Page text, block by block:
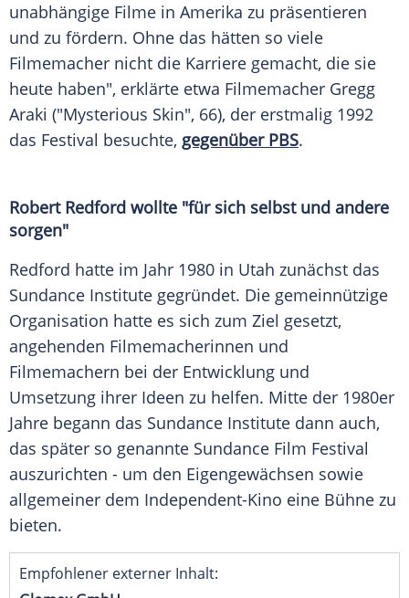
unabhängige Filme in Amerika zu präsentieren
und zu fördern. Ohne das hätten so viele
Filmemacher nicht die Karriere gemacht, die sie
heute haben", erklärte etwa Filmemacher Gregg
Araki ("Mysterious Skin", 66), der erstmalig 1992
das Festival besuchte, gegenüber PBS.
Robert Redford wollte "für sich selbst und andere
sorgen"
Redford hatte im Jahr 1980 in Utah zunächst das
Sundance Institute gegründet. Die gemeinnützige
Organisation hatte es sich zum Ziel gesetzt,
angehenden Filmemacherinnen und
Filmemachern bei der Entwicklung und
Umsetzung ihrer Ideen zu helfen. Mitte der 1980er
Jahre begann das Sundance Institute dann auch,
das später so genannte Sundance Film Festival
auszurichten - um den Eigengewächsen sowie
allgemeiner dem Independent-Kino eine Bühne zu
bieten.
Empfohlener externer Inhalt: